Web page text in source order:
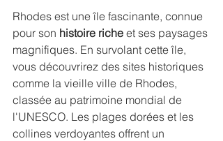
Rhodes est une île fascinante, connue
pour son histoire riche et ses paysages
magnifiques. En survolant cette île,
vous découvrirez des sites historiques
comme la vieille ville de Rhodes,
classée au patrimoine mondial de
l'UNESCO. Les plages dorées et les
collines verdoyantes offrent un